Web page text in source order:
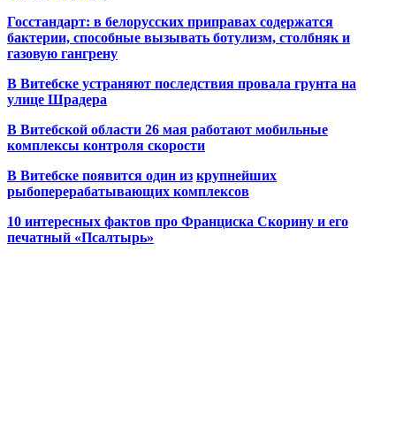
Госстандарт: в белорусских приправах содержатся
бактерии, способные вызывать ботулизм, столбняк и
газовую гангрену
В Витебске устраняют последствия провала грунта на
улице Шрадера
В Витебской области 26 мая работают мобильные
комплексы контроля скорости
В Витебске появится один из крупнейших
рыбоперерабатывающих комплексов
10 интересных фактов про Франциска Скорину и его
печатный «Псалтырь»